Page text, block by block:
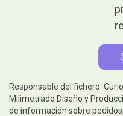
Responsable del fichero:
Milimetrado Diseño y
de información sobre